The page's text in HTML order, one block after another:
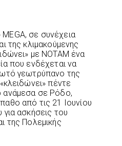
σε συνέχεια
της κλιμακούμενης
με ΝΟΤΑΜ ένα
που ενδέχεται να
γεωτρύπανο της
πέντε
ανάμεσα σε Ρόδο,
από τις 21 Ιουνίου
ασκήσεις του
της Πολεμικής